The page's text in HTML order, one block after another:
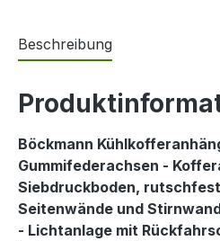
Beschreibung
Böckmann
Gummifederachsen -
Siebdruckboden,
Seitenwände und
- Lichtanlage mit